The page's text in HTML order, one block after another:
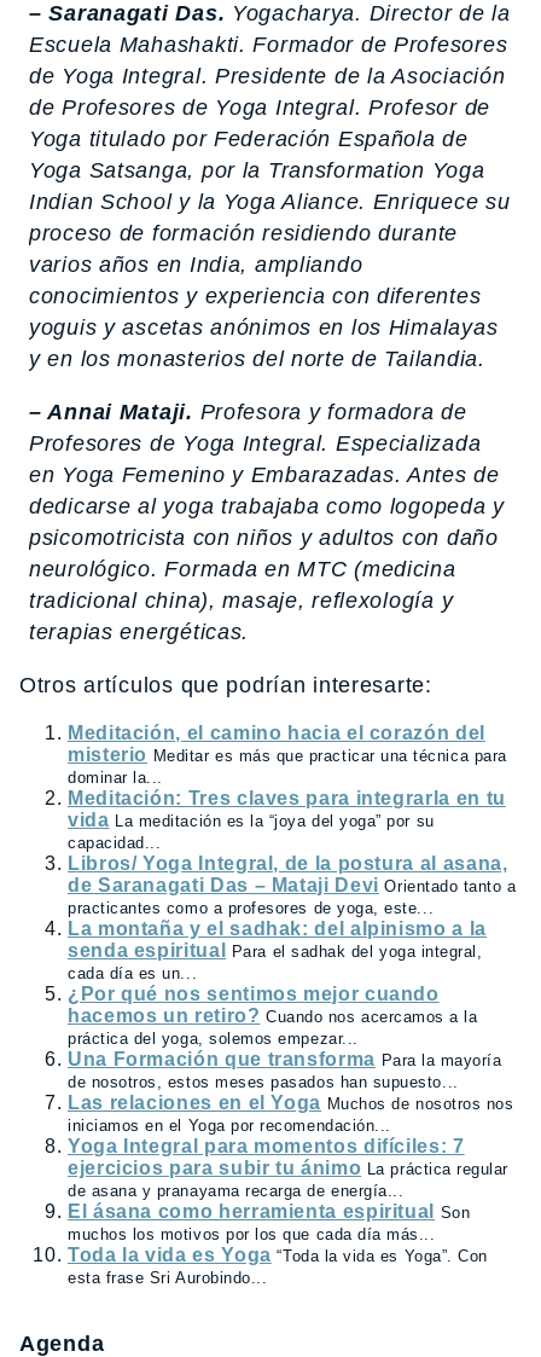
– Saranagati Das. Yogacharya. Director de la
Escuela Mahashakti. Formador de Profesores
de Yoga Integral. Presidente de la Asociación
de Profesores de Yoga Integral. Profesor de
Yoga titulado por Federación Española de
Yoga Satsanga, por la Transformation Yoga
Indian School y la Yoga Aliance. Enriquece su
proceso de formación residiendo durante
varios años en India, ampliando
conocimientos y experiencia con diferentes
yoguis y ascetas anónimos en los Himalayas
y en los monasterios del norte de Tailandia.
– Annai Mataji. Profesora y formadora de
Profesores de Yoga Integral. Especializada
en Yoga Femenino y Embarazadas. Antes de
dedicarse al yoga trabajaba como logopeda y
psicomotricista con niños y adultos con daño
neurológico. Formada en MTC (medicina
tradicional china), masaje, reflexología y
terapias energéticas.
Otros artículos que podrían interesarte:
Meditación, el camino hacia el corazón del
misterio Meditar es más que practicar una técnica para
dominar la...
Meditación: Tres claves para integrarla en tu
vida
La meditación es la “joya del yoga” por su
capacidad...
Libros/ Yoga Integral, de la postura al asana,
de Saranagati Das – Mataji Devi Orientado tanto a
practicantes como a profesores de yoga, este...
La montaña y el sadhak: del alpinismo a la
senda espiritual
Para el sadhak del yoga integral,
cada día es un...
¿Por qué nos sentimos mejor cuando
hacemos un retiro? Cuando nos acercamos a la
práctica del yoga, solemos empezar...
Una Formación que transforma Para la mayoría
de nosotros, estos meses pasados han supuesto...
Las relaciones en el Yoga Muchos de nosotros nos
iniciamos en el Yoga por recomendación...
Yoga Integral para momentos difíciles: 7
ejercicios para subir tu ánimo
La práctica regular
de asana y pranayama recarga de energía...
El ásana como herramienta espiritual
Son
muchos los motivos por los que cada día más...
Toda la vida es Yoga “Toda la vida es Yoga”. Con
esta frase Sri Aurobindo...
Agenda